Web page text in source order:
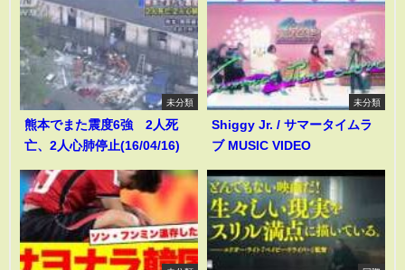
未分類
熊本でまた震度6強 2人死
亡、2人心肺停止(16/04/16)
未分類
Shiggy Jr. / サマータイムラ
ブ MUSIC VIDEO